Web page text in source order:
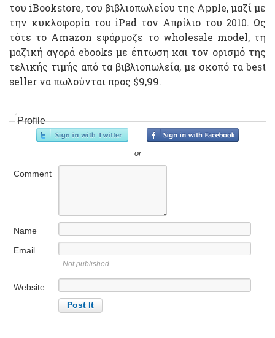
του iBookstore, του βιβλιοπωλείου της Apple, μαζί με
την κυκλοφορία του iPad τον Απρίλιο του 2010. Ως
τότε το Amazon εφάρμοζε το wholesale model, τη
μαζική αγορά ebooks με έπτωση και τον ορισμό της
τελικής τιμής από τα βιβλιοπωλεία, με σκοπό τα best
seller να πωλούνται προς $9,99.
Profile
or
Comment
Name
Email
Not published
Website